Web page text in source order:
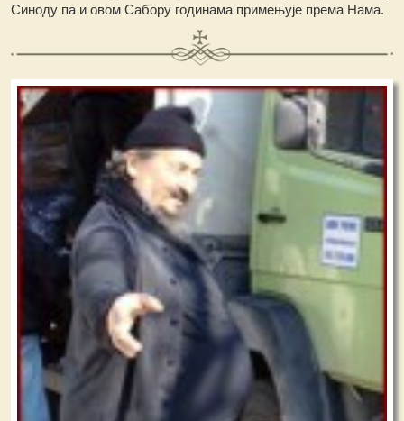
Синоду па и овом Сабору годинама примењује према Нама.